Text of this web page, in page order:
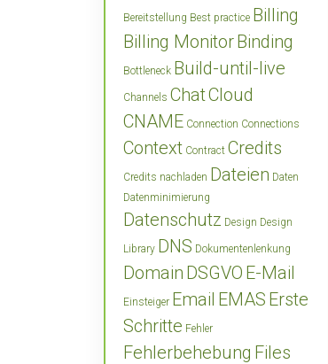
Bereitstellung Best practice Billing
Billing MonitorBinding
Bottleneck Build-until-live
Channels ChatCloud
CNAME Connection Connections
Context Contract Credits
Credits nachladen Dateien Daten
Datenminimierung
Datenschutz Design Design
Library DNS Dokumentenlenkung
Domain DSGVO E-Mail
Einsteiger Email EMAS Erste
Schritte Fehler
Fehlerbehebung Files